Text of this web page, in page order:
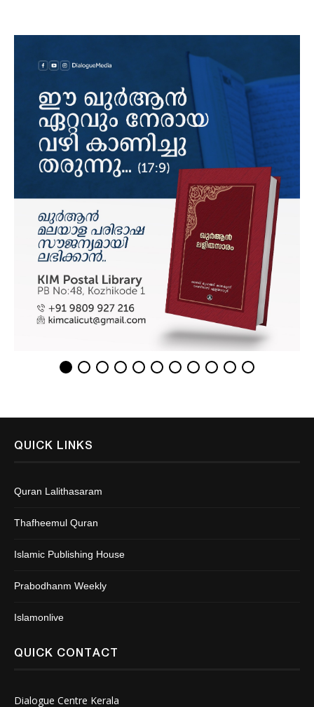
QUICK LINKS
Quran Lalithasaram
Thafheemul Quran
Islamic Publishing House
Prabodhanm Weekly
Islamonlive
QUICK CONTACT
Dialogue Centre Kerala